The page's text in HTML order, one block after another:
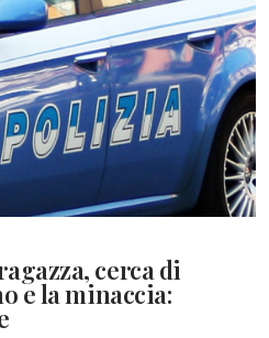
cerca di
e la minaccia: